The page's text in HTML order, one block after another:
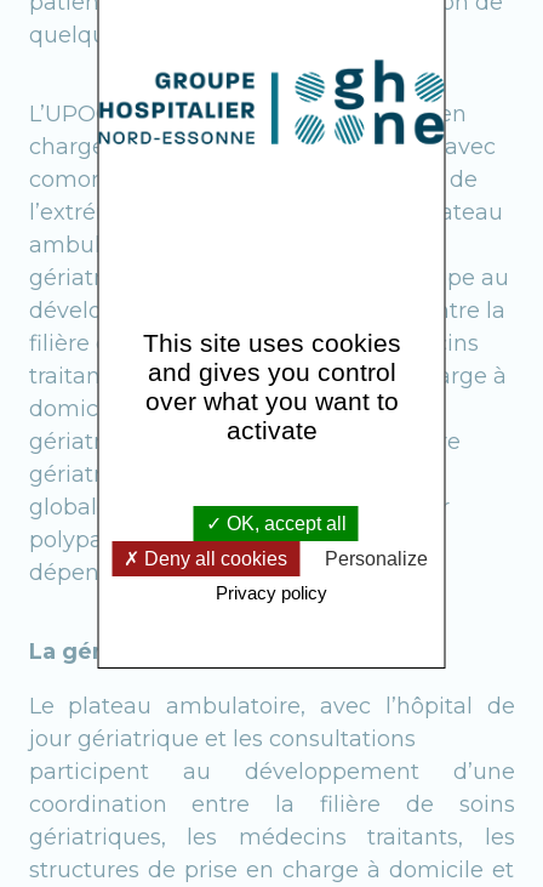
quelques jours.
L’UPOG a pour spécificité de prendre en
charge les patients de plus de 75 ans, avec
comorbidités, présentant une fracture de
l’extrémité supérieure du fémur.
Le plateau
ambulatoire, avec l’Hôpital de Jour
gériatrique et les consultations, participe au
développement d’une coordination entre la
filière de Soins gériatriques, les Médecins
traitants, les structures de prise en charge à
domicile et les EHPAD.Le service de
gériatrie aiguë dispose d’un savoir-faire
gériatrique permettant une approche
globale des patients, appropriée à leur
polypathologie et/ou à leur risque de
dépendance.
La gériatrie ambulatoire
Le plateau ambulatoire, avec l’hôpital de
jour gériatrique et les consultations
participent au développement d’une
coordination entre la filière de soins
gériatriques, les médecins traitants, les
structures de prise en charge à domicile et
This site uses cookies
and gives you control
over what you want to
activate
OK, accept all
Deny all cookies
Personalize
Privacy policy